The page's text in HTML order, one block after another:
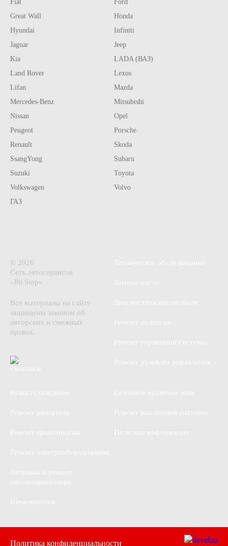
Fiat
Ford
Great Wall
Honda
Hyundai
Infiniti
Jaguar
Jeep
Kia
LADA (ВАЗ)
Land Rover
Lexus
Lifan
Mazda
Mercedes-Benz
Mitsubishi
Nissan
Opel
Peugeot
Porsche
Renault
Skoda
SsangYong
Subaru
Suzuki
Toyota
Volkswagen
Volvo
ГАЗ
© 2026
Сеть автосервисов
«Pit Stop»
Все материалы на сайте
защищены законом об
авторских и смежных
правах.
Политика конфиденциальности